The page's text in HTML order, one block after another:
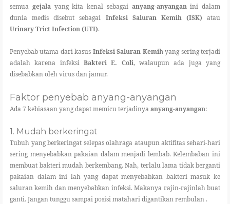
semua gejala yang kita kenal sebagai anyang-anyanganini dalam
dunia medis disebut sebagai Infeksi Saluran Kemih (ISK) atau
Urinary Trict Infection (UTI).
Penyebab utama dari kasus Infeksi Saluran Kemihyang sering terjadi
adalah karena infeksi Bakteri E. Coli, walaupun ada juga yang
disebabkan oleh virus dan jamur.
Faktor penyebab anyang-anyangan
Ada 7 kebiasaan yang dapat memicu terjadinyaanyang-anyangan:
1. Mudah berkeringat
Tubuh yang berkeringat selepas olahraga ataupun aktifitas sehari-hari
sering menyebabkan pakaian dalam menjadi lembab. Kelembaban ini
membuat bakteri mudah berkembang. Nah, terlalu lama tidak berganti
pakaian dalam ini lah yang dapat menyebabkan bakteri masuk ke
saluran kemih dan menyebabkan infeksi. Makanya rajin-rajinlah buat
ganti. Jangan tunggu sampai posisi matahari digantikan rembulan .